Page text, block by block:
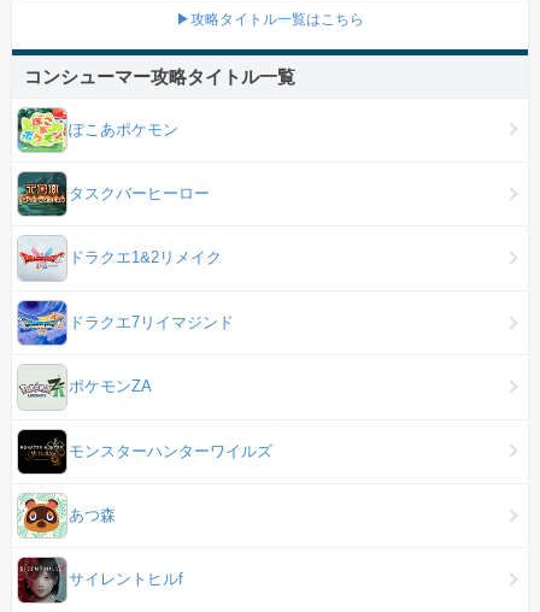
▶攻略タイトル一覧はこちら
コンシューマー攻略タイトル一覧
ぽこあポケモン
タスクバーヒーロー
ドラクエ1&2リメイク
ドラクエ7リイマジンド
ポケモンZA
モンスターハンターワイルズ
あつ森
サイレントヒルf